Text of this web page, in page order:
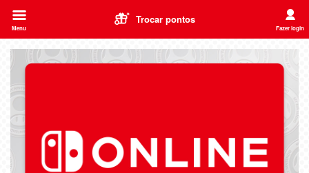
Trocar pontos
Menu Fazer login